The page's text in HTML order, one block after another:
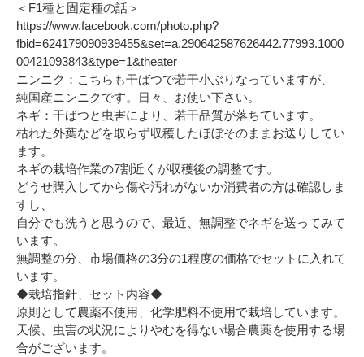
＜F1種と固定種の話＞
https://www.facebook.com/photo.php?
fbid=624179090939455&set=a.290642587626442.77993.1000
00421093843&type=1&theater
ニンニク：こちらも干ばつで若干小ぶりなっていますが、
純国産ニンニクです。日々、お使い下さい。
ネギ：干ばつと虫害により、若干品質が落ちています。
枯れた外葉などを取らず収穫したほぼそのままお送りしてい
ます。
ネギの栽培作業の7割近くが収穫後の調整です。
どうせ購入してから傷や汚れがないか消費者の方は確認しま
すし、
自分でも洗うと思うので、最近、無調整でネギを送ってみて
います。
無調整の分、市場価格の3分の1程度の価格でセットに入れて
います。
◆栽培指針、セット内容◆
原則として農薬不使用、化学肥料不使用で栽培しています。
天候、虫害の状況によりやむを得ない場合農薬を使用する場
合がございます。